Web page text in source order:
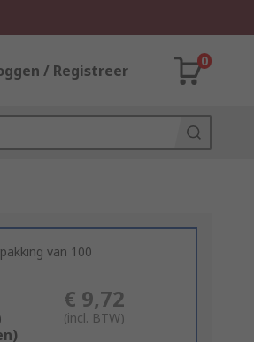
/ Registreer
0
van 100
€ 9,72
(incl. BTW)